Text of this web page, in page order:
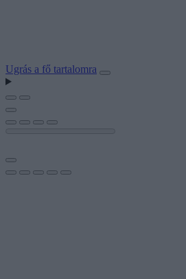
Ugrás a fő tartalomra